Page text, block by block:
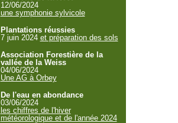
12/06/2024
une symphonie sylvicole
Plantations réussies
7 juin 2024 et préparation des sols
Association Forestière de la
vallée de la Weiss
04/06/2024
Une AG à Orbey
De l'eau en abondance
03/06/2024
les chiffres de l'hiver
météorologique et de l'année 2024